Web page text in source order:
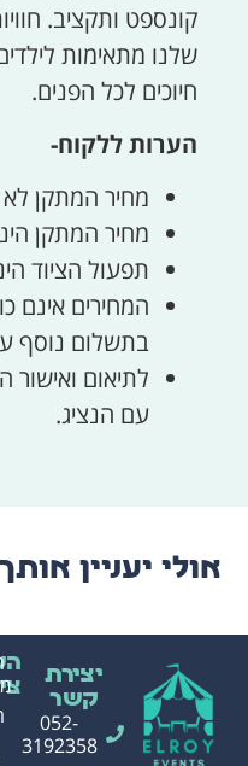
קונספט ותקציב.
שלנו מתאימות
חיוכים לכל הפנים.
הערות ללקוח-
מחיר המתקן
מחיר המתקן הינו עבור
תפעול הציוד
המחירים אינם
בתשלום נוסף
לתיאום ואישור
עם הנציג.
אולי יעניין
יצירת
קשר
052-
3192358